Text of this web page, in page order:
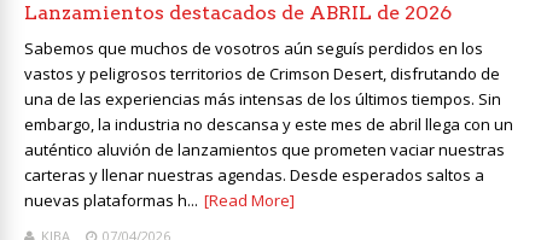
Lanzamientos destacados de ABRIL de 2026
Sabemos que muchos de vosotros aún seguís perdidos en los
vastos y peligrosos territorios de Crimson Desert, disfrutando de
una de las experiencias más intensas de los últimos tiempos. Sin
embargo, la industria no descansa y este mes de abril llega con un
auténtico aluvión de lanzamientos que prometen vaciar nuestras
carteras y llenar nuestras agendas. Desde esperados saltos a
nuevas plataformas h... [Read More]
KIBA 07/04/2026